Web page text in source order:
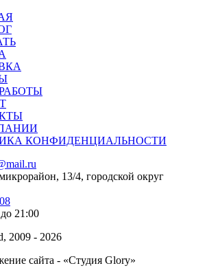
КОНФИДЕНЦИАЛЬНОСТИ
13/4, городской округ
21:00
2009 - 2026
сайта - «Студия Glory»